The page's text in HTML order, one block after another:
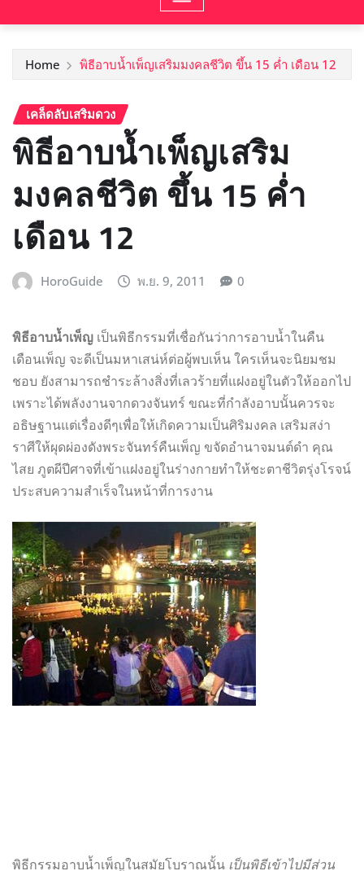
Home พิธีอาบน้ำเพ็ญเสริมมงคลชีวิต ขึ้น 15 ค่ำ เดือน 12
เคล็ดลับเสริมดวง
พิธีอาบน้ำเพ็ญเสริม
มงคลชีวิต ขึ้น 15 ค่ำ
เดือน 12
HoroGuide พ.ย. 9, 2011 0
พิธีอาบน้ำเพ็ญ เป็นพิธีกรรมที่เชื่อกันว่าการอาบน้ำในคืน
เดือนเพ็ญ จะดีเป็นมหาเสน่ห์ต่อผู้พบเห็น ใครเห็นจะนิยมชม
ชอบ ยังสามารถชำระล้างสิ่งที่เลวร้ายที่แฝงอยู่ในตัวให้ออกไป
เพราะได้พลังงานจากดวงจันทร์ ขณะที่กำลังอาบนั้นควรจะ
อธิษฐานแต่เรื่องดีๆเพื่อให้เกิดความเป็นศิริมงคล เสริมสง่า
ราศีให้ผุดผ่องดังพระจันทร์คืนเพ็ญ ขจัดอำนาจมนต์ดำ คุณ
ไสย ภูตผีปีศาจที่เข้าแฝงอยู่ในร่างกายทำให้ชะตาชีวิตรุ่งโรจน์
ประสบความสำเร็จในหน้าที่การงาน
พิธีกรรมอาบน้ำเพ็ญในสมัยโบราณนั้น เป็นพิธีเข้าไปมีส่วน